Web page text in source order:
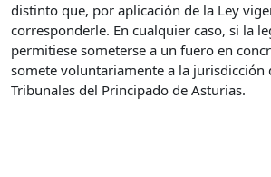
distinto que, por aplicación de la Ley
corresponderle. En cualquier caso, si la
permitiese someterse a un fuero en
somete voluntariamente a la jurisdicción
Tribunales del Principado de Asturias.